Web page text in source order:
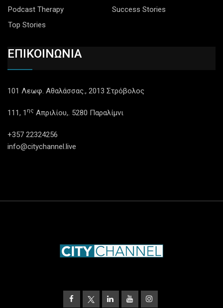
Podcast Therapy
Success Stories
Top Stories
ΕΠΙΚΟΙΝΩΝΙΑ
101 Λεωφ. Αθαλάσσας., 2013 Στρόβολος
111, 1 ης Απριλίου,. 5280 Παραλίμνι
+357 22324256
info@citychannel.live